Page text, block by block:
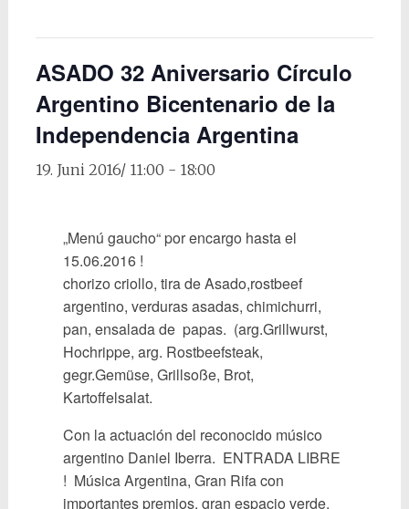
ASADO 32 Aniversario Círculo
Argentino Bicentenario de la
Independencia Argentina
19. Juni 2016/ 11:00 - 18:00
„Menú gaucho“ por encargo hasta el
15.06.2016 !
chorizo criollo, tira de Asado,rostbeef
argentino, verduras asadas, chimichurri,
pan, ensalada de papas. (arg.Grillwurst,
Hochrippe, arg. Rostbeefsteak,
gegr.Gemüse, Grillsoße, Brot,
Kartoffelsalat.
Con la actuación del reconocido músico
argentino Daniel Iberra. ENTRADA LIBRE
! Música Argentina, Gran Rifa con
importantes premios, gran espacio verde,